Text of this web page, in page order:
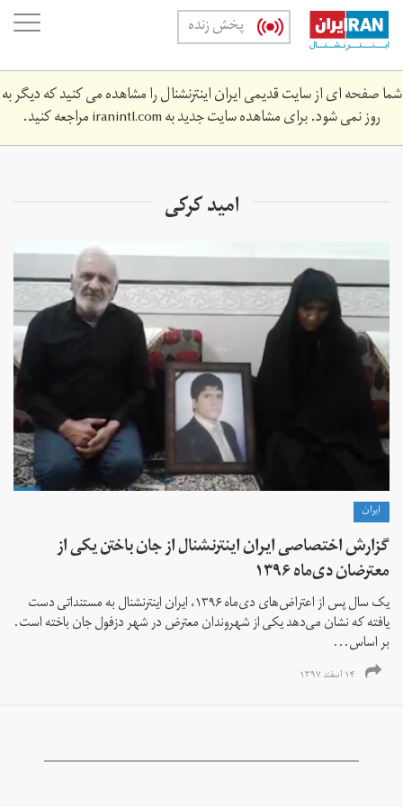
Skip
main
content
پخش زنده
شما صفحه ای از سایت قدیمی ایران اینترنشنال را مشاهده می کنید که دیگر به
روز نمی شود. برای مشاهده سایت جدید بهiranintl.comمراجعه کنید.
امید کرکی
ايران
گزارش اختصاصی ایران اینترنشنال از جان باختن یکی از
معترضان دی‌ماه ۱۳۹۶
یک سال پس از اعتراض‌های دی‌ماه ۱۳۹۶، ایران اینترنشنال به مستنداتی دست
یافته که نشان می‌دهد یکی از شهروندان معترض در شهر دزفول جان باخته است.
بر اساس...
۱۴ اسفند ۱۳۹۷